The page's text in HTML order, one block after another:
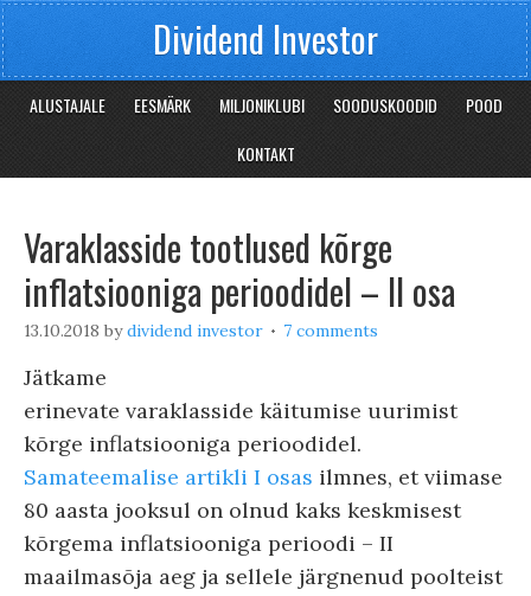
Dividend Investor
ALUSTAJALE EESMÄRK MILJONIKLUBI SOODUSKOODID
POOD
KONTAKT
Varaklasside tootlused kõrge
inflatsiooniga perioodidel – II osa
13.10.2018 bydividend investor 7 comments
Jätkame
erinevate varaklasside käitumise uurimist
kõrge inflatsiooniga perioodidel.
Samateemalise artikli I osas ilmnes, et viimase
80 aasta jooksul on olnud kaks keskmisest
kõrgema inflatsiooniga perioodi – II
maailmasõja aeg ja sellele järgnenud poolteist